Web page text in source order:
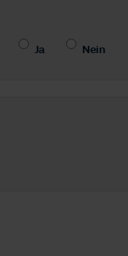
Ja Nein